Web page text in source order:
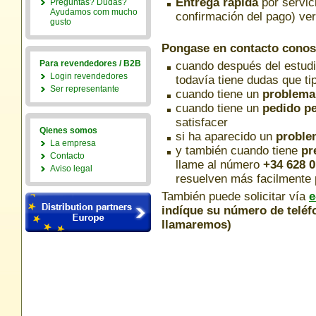
confirmación del pago)
Pongase en contacto
cuando después del
todavía tiene dudas que
cuando tiene un
cuando tiene un pedido
satisfacer
si ha aparecido un
y también cuando tiene
llame al número +34 628
resuelven más facilmente
También puede solicitar vía
indíque su número de
llamaremos)
Preguntas? Dudas?
Ayudamos com mucho
gusto
Para revendedores / B2B
Login revendedores
Ser representante
Qienes somos
La empresa
Contacto
Aviso legal